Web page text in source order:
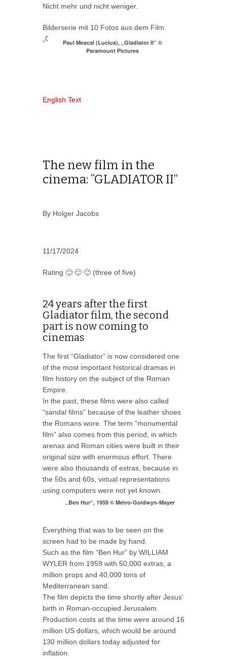
Nicht mehr und nicht weniger.
Bilderserie mit 10 Fotos aus dem Film
„Gladiator II“:Paul Mescal (Lucius), „Gladiator II“ ©
Paramount Pictures
English Text
The new film in the
cinema: “GLADIATOR II”
By Holger Jacobs
11/17/2024
Rating 🙂 🙂 🙂 (three of five)
24 years after the first
Gladiator film, the second
part is now coming to
cinemas
The first “Gladiator” is now considered one
of the most important historical dramas in
film history on the subject of the Roman
Empire.
In the past, these films were also called
“sandal films” because of the leather shoes
the Romans wore. The term “monumental
film” also comes from this period, in which
arenas and Roman cities were built in their
original size with enormous effort. There
were also thousands of extras, because in
the 50s and 60s, virtual representations
using computers were not yet known.
„Ben Hur“, 1959 © Metro-Goldwyn-Mayer
Everything that was to be seen on the
screen had to be made by hand.
Such as the film “Ben Hur” by WILLIAM
WYLER from 1959 with 50,000 extras, a
million props and 40,000 tons of
Mediterranean sand.
The film depicts the time shortly after Jesus‘
birth in Roman-occupied Jerusalem.
Production costs at the time were around 16
million US dollars, which would be around
130 million dollars today adjusted for
inflation.